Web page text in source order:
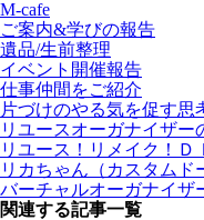
M-cafe
ご案内&学びの報告
遺品/生前整理
イベント開催報告
仕事仲間をご紹介
片づけのやる気を促す思
リユースオーガナイザー
リユース！リメイク！Ｄ
リカちゃん（カスタムド
バーチャルオーガナイザ
関連する記事一覧